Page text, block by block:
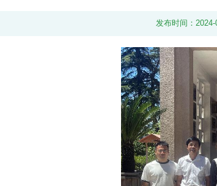
发布时间：2024-